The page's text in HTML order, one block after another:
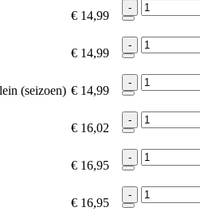
€ 14,99
-
€ 14,99
-
(seizoen) € 14,99
-
€ 16,02
-
€ 16,95
-
€ 16,95
-